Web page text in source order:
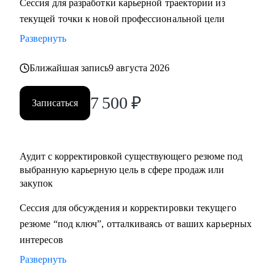
нетворкинг для построения карьеры на текущей позиции и
• Успешные смены работы моих менти: Авито, Mars,
Henkel, BIC, Royal Canin, Яндекс, Beiersdorf, Danone.
С чем помогу:
• Оценка текущего положения и совместный поиск разных
закупках, в том числе для перехода в другие сегменты
• Составление резюме или корректировка существующего
(это ваша история, поэтому лучше, если автор вы)
• Подготовка к собеседованию на разных этапах (рекрутер,
внутренний HR, нанимающий менеджер, руководитель
компании - разные подходы)
Сессия для разработки карьерной траектории из
текущей точки к новой профессиональной цели
Развернуть
Ближайшая запись9 августа 2026
Записаться 7 500 ₽
Аудит с корректировкой существующего резюме под
выбранную карьерную цель в сфере продаж или
закупок
Сессия для обсуждения и корректировки текущего
резюме “под ключ”, отталкиваясь от ваших карьерных
интересов
Развернуть